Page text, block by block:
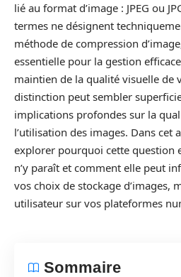
lié au format d’image : JPEG ou
termes ne désignent
méthode de compression
essentielle pour la gestion
maintien de la qualité visuelle de
distinction peut sembler
implications profondes sur la
l’utilisation des images. Dans cet
explorer pourquoi cette question
n’y paraît et comment elle peut
vos choix de stockage d’images,
utilisateur sur vos plateformes
Sommaire